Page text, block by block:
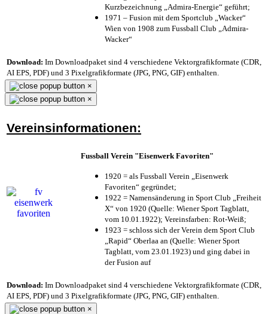
Kurzbezeichnung „Admira-Energie“ geführt;
1971 – Fusion mit dem Sportclub „Wacker“
Wien von 1908 zum Fussball Club „Admira-
Wacker“
Download: Im Downloadpaket sind 4 verschiedene Vektorgrafikformate (CDR,
AI EPS, PDF) und 3 Pixelgrafikformate (JPG, PNG, GIF) enthalten.
×
×
Vereinsinformationen:
Fussball Verein "Eisenwerk Favoriten"
1920 = als Fussball Verein „Eisenwerk
Favoriten“ gegründet;
1922 = Namensänderung in Sport Club „Freiheit
X“ von 1920 (Quelle: Wiener Sport Tagblatt,
vom 10.01.1922); Vereinsfarben: Rot-Weiß;
1923 = schloss sich der Verein dem Sport Club
„Rapid“ Oberlaa an (Quelle: Wiener Sport
Tagblatt, vom 23.01.1923) und ging dabei in
der Fusion auf
Download: Im Downloadpaket sind 4 verschiedene Vektorgrafikformate (CDR,
AI EPS, PDF) und 3 Pixelgrafikformate (JPG, PNG, GIF) enthalten.
×